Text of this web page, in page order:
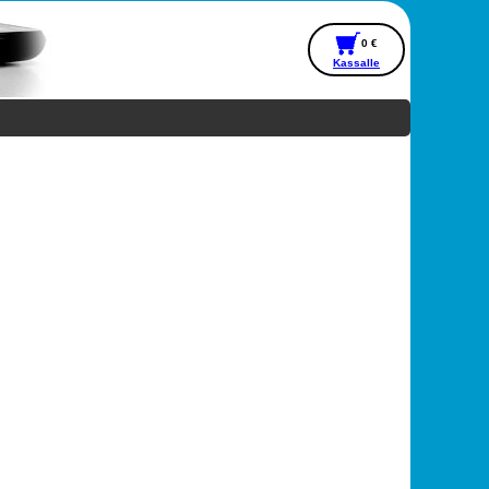
0 €
Kassalle